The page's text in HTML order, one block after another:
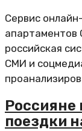
Сервис
апартаментов
российская
СМИ и
Россияне
поездки